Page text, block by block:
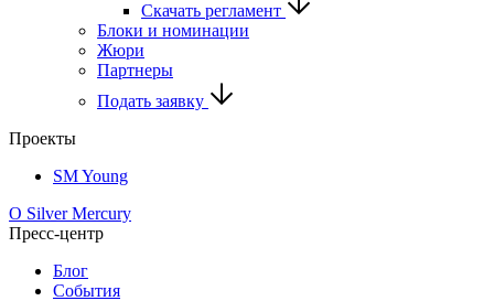
Скачать регламент
Блоки и номинации
Жюри
Партнеры
Подать заявку
Проекты
SM Young
О Silver Mercury
Пресс-центр
Блог
События